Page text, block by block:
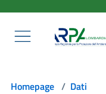
Homepage / Dati